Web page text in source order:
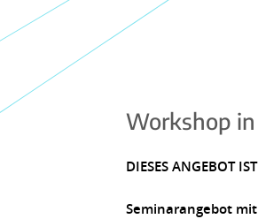
Workshop
DIESES ANGEBOT
Seminarangebot